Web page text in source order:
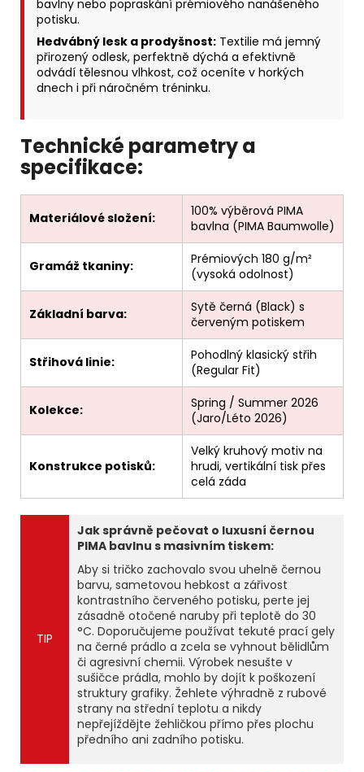
bavlny nebo popraskání prémiového nanášeného
potisku.
Hedvábný lesk a prodyšnost: Textilie má jemný
přirozený odlesk, perfektně dýchá a efektivně
odvádí tělesnou vlhkost, což oceníte v horkých
dnech i při náročném tréninku.
Technické parametry a
specifikace:
Materiálové složení:
100% výběrová PIMA
bavlna (PIMA Baumwolle)
Gramáž tkaniny:
Prémiových 180 g/m²
(vysoká odolnost)
Základní barva:
Sytě černá (Black) s
červeným potiskem
Střihová linie:
Pohodlný klasický střih
(Regular Fit)
Kolekce:
Spring / Summer 2026
(Jaro/Léto 2026)
Konstrukce potisků:
Velký kruhový motiv na
hrudi, vertikální tisk přes
celá záda
TIP
Jak správně pečovat o luxusní černou
PIMA bavlnu s masivním tiskem:
Aby si tričko zachovalo svou uhelně černou
barvu, sametovou hebkost a zářivost
kontrastního červeného potisku, perte jej
zásadně otočené naruby při teplotě do 30
°C. Doporučujeme používat tekuté prací gely
na černé prádlo a zcela se vyhnout bělidlům
či agresivní chemii. Výrobek nesušte v
sušičce prádla, mohlo by dojít k poškození
struktury grafiky. Žehlete výhradně z rubové
strany na střední teplotu a nikdy
nepřejíždějte žehličkou přímo přes plochu
předního ani zadního potisku.